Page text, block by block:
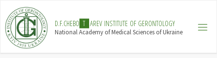
content
D.F.CHEBO T AREV INSTITUTE OF GERONTOL OGY
National Academy of Medical Sciences of Ukraine